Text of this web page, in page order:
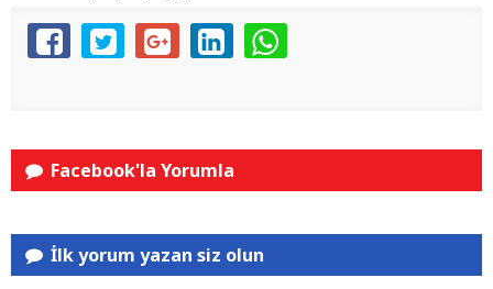
Facebook'la Yorumla
İlk yorum yazan siz olun